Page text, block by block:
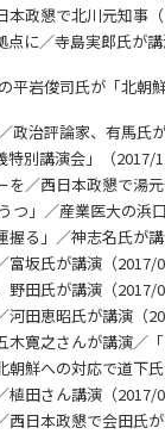
政懇で北川元知事
に／寺島実郎氏が
平岩俊司氏が「北朝
政治評論家、有馬氏
特別講演会」（2017/
／西日本政懇で湯
つ」／産業医大の浜
る」／神志名氏が
坂氏が講演（2017/
野田氏が講演（2017/
河田恵昭氏が講演（
寛之さんが講演／
朝鮮への対応で道
田さん講演（2017/
日本政懇で会田氏